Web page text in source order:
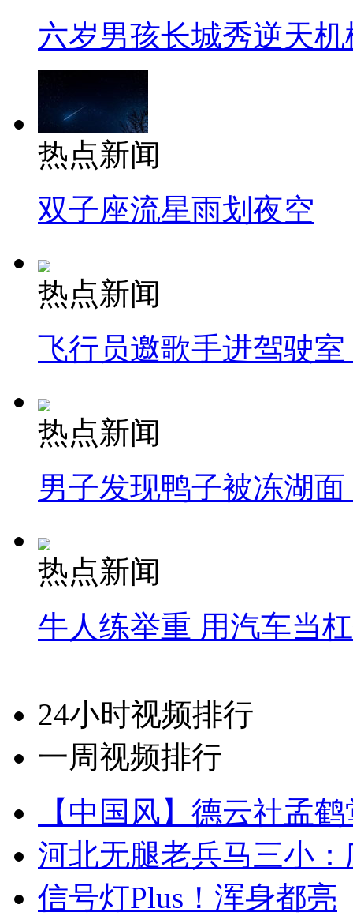
六岁男孩长城秀逆天机
热点新闻
双子座流星雨划夜空
热点新闻
飞行员邀歌手进驾驶
热点新闻
男子发现鸭子被冻湖
热点新闻
牛人练举重 用汽车当
24小时视频排行
一周视频排行
【中国风】德云社孟
河北无腿老兵马三小
信号灯Plus！浑身都亮